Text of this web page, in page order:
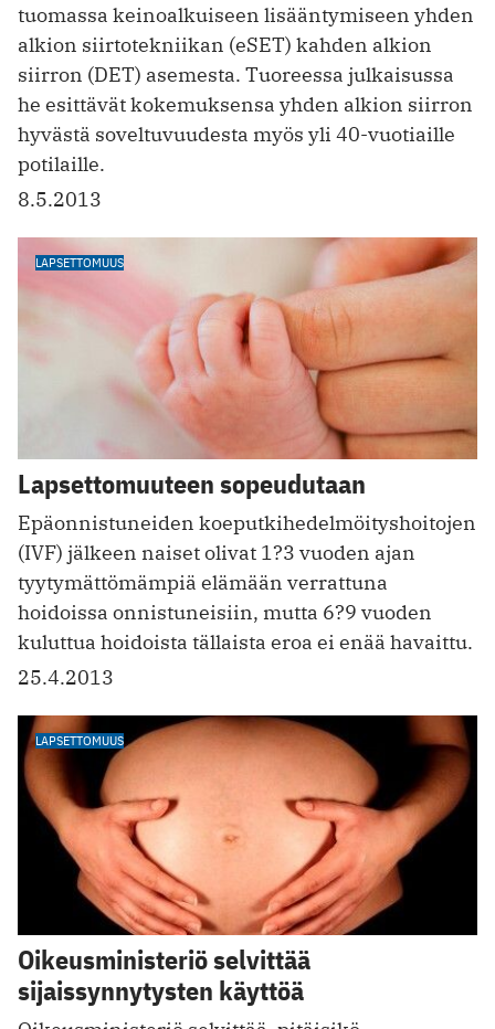
tuomassa keinoalkuiseen lisääntymiseen yhden
alkion siirtotekniikan (eSET) kahden alkion
siirron (DET) asemesta. Tuoreessa julkaisussa
he esittävät kokemuksensa yhden alkion siirron
hyvästä soveltuvuudesta myös yli 40-vuotiaille
potilaille.
8.5.2013
LAPSETTOMUUS
Lapsettomuuteen sopeudutaan
Epäonnistuneiden koeputkihedelmöityshoitojen
(IVF) jälkeen naiset olivat 1?3 vuoden ajan
tyytymättömämpiä elämään verrattuna
hoidoissa onnistuneisiin, mutta 6?9 vuoden
kuluttua hoidoista tällaista eroa ei enää havaittu.
25.4.2013
LAPSETTOMUUS
Oikeusministeriö selvittää
sijaissynnytysten käyttöä